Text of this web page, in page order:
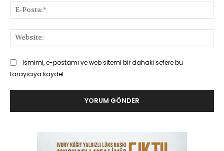
Ismimi, e-postamı ve web sitemi bir dahaki sefere bu
tarayıcıya kaydet.